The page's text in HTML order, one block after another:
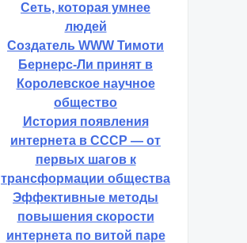
Сеть, которая умнее
людей
Создатель WWW Тимоти
Бернерс-Ли принят в
Королевское научное
общество
История появления
интернета в СССР — от
первых шагов к
трансформации общества
Эффективные методы
повышения скорости
интернета по витой паре